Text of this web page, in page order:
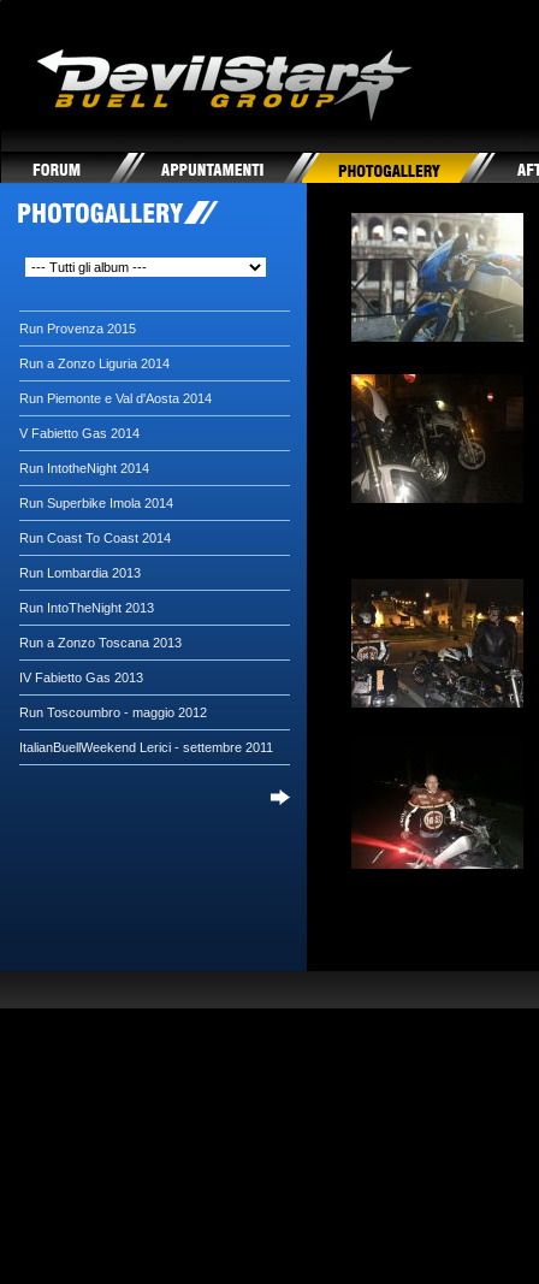
DevilStars Club Buell Italia
Run Provenza 2015
Run a Zonzo Liguria 2014
Run Piemonte e Val d'Aosta 2014
V Fabietto Gas 2014
Run IntotheNight 2014
Run Superbike Imola 2014
Run Coast To Coast 2014
Run Lombardia 2013
Run IntoTheNight 2013
Run a Zonzo Toscana 2013
IV Fabietto Gas 2013
Run Toscoumbro - maggio 2012
ItalianBuellWeekend Lerici - settembre 2011